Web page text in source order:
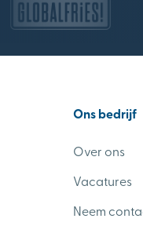
Ons bedrijf
Over ons
Vacatures
Neem